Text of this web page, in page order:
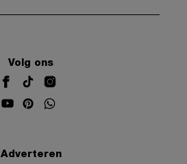
Volg ons
Adverteren